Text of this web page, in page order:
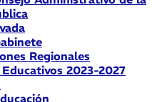
Regionales
2023-2027